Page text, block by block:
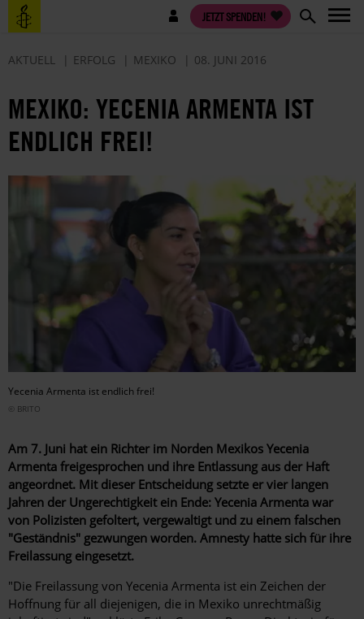
Direkt
zum
Benutzermenü JETZT SPENDEN!
AKTUELL ERFOLG MEXIKO 08. JUNI 2016
MEXIKO: YECENIA ARMENTA IST
ENDLICH FREI!
Yecenia Armenta ist endlich frei!
© BRITO
Am 7. Juni hat ein Richter im Norden Mexikos Yecenia
Armenta freigesprochen und ihre Entlassung aus der Haft
angeordnet. Mit dieser Entscheidung setzte er vier langen
Jahren der Ungerechtigkeit ein Ende: Yecenia Armenta war
von Polizisten gefoltert, vergewaltigt und zu einem falschen
"Geständnis" gezwungen worden. Amnesty hatte sich für ihre
Freilassung eingesetzt.
"Die Freilassung von Yecenia Armenta ist ein Zeichen der
Hoffnung für all diejenigen, die in Mexiko unrechtmäßig